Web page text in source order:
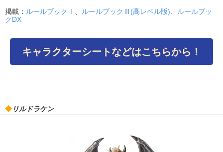
掲載： ルールブックⅠ ルールブックⅢ(高レベル版)
ルールブッ
クDX
キャラクターシートなどはこちらから！
◆ リルドラケン